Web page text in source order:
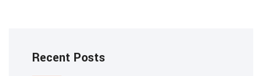
Recent Posts